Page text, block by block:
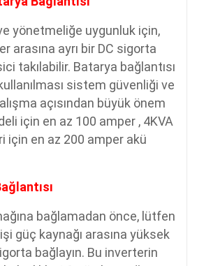
yönetmeliğe uygunluk için,
arasına ayrı bir DC sigorta
takılabilir. Batarya bağlantısı
sistem güvenliği ve
açısından büyük önem
için en az 100 amper , 4KVA
için en az 200 amper akü
bağlamadan önce, lütfen
güç kaynağı arasına yüksek
bağlayın. Bu inverterin